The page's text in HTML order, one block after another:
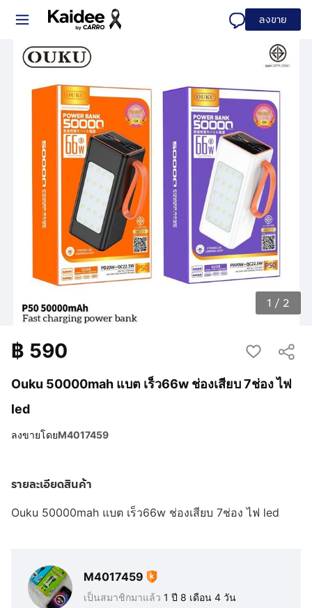
ลงขาย
1 / 2
Ouku 50000mah แบต เร็ว66w ช่องเสียบ 7ช่อง ไฟ
led
฿ 590
ลงขายโดยM4017459
รายละเอียดสินค้า
Ouku 50000mah แบต เร็ว66w ช่องเสียบ 7ช่อง ไฟ led
M4017459
เป็นสมาชิกมาแล้ว 1 ปี 8 เดือน 4 วัน